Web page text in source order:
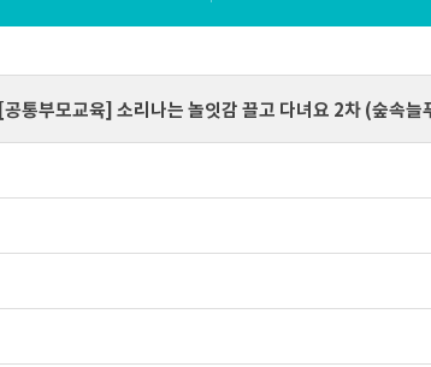
[공통부모교육] 소리나는 놀잇감 끌고 다녀요 2차 (숲속늘